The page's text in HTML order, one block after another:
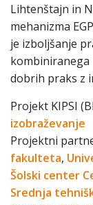
Lihtenštajn in
mehanizma
je izboljšanje
kombiniranega
dobrih praks z
Projekt KIPSI
izobraževanje
Projektni
fakulteta,
Šolski center
Srednja